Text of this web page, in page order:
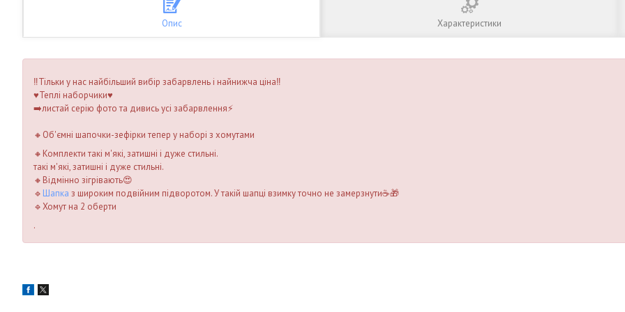
Опис Характеристики
‼️Тільки у нас найбільший вибір забарвлень і найнижча ціна‼️
♥️Теплі наборчики♥️
➡️листай серію фото та дивись усі забарвлення⚡️
🔸Об'ємні шапочки-зефірки тепер у наборі з хомутами
🔸Комплекти такі м'які, затишні і дуже стильні.
такі м'які, затишні і дуже стильні.
🔸Відмінно зігрівають😍
🔹 Шапка з широким подвійним підворотом. У такій шапці взимку точно не замерзнути☕️🎁
🔹Хомут на 2 оберти
.